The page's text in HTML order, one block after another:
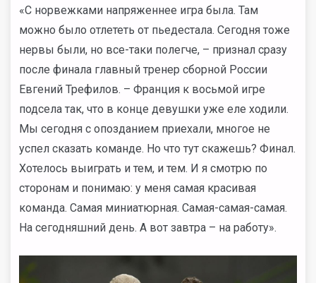
«С норвежками напряженнее игра была. Там
можно было отлететь от пьедестала. Сегодня тоже
нервы были, но все-таки полегче, – признал сразу
после финала главный тренер сборной России
Евгений Трефилов. – Франция к восьмой игре
подсела так, что в конце девушки уже еле ходили.
Мы сегодня с опозданием приехали, многое не
успел сказать команде. Но что тут скажешь? Финал.
Хотелось выиграть и тем, и тем. И я смотрю по
сторонам и понимаю: у меня самая красивая
команда. Самая миниатюрная. Самая-самая-самая.
На сегодняшний день. А вот завтра – на работу».